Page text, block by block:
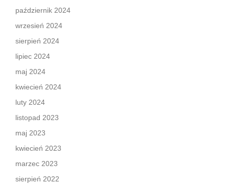
październik 2024
wrzesień 2024
sierpień 2024
lipiec 2024
maj 2024
kwiecień 2024
luty 2024
listopad 2023
maj 2023
kwiecień 2023
marzec 2023
sierpień 2022